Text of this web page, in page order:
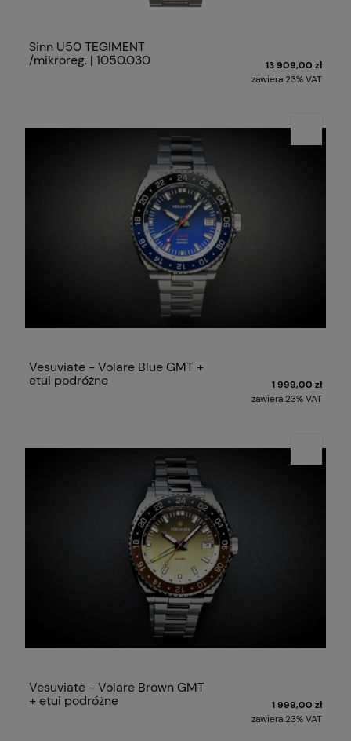
Sinn U50 TEGIMENT
/mikroreg. | 1050.030
13 909,00 zł
zawiera 23% VAT
Vesuviate - Volare Blue GMT +
etui podróżne
1 999,00 zł
zawiera 23% VAT
Vesuviate - Volare Brown GMT
+ etui podróżne
1 999,00 zł
zawiera 23% VAT